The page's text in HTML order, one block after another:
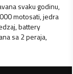
svaku godinu,
motosati, jedra
battery
sa 2 peraja,